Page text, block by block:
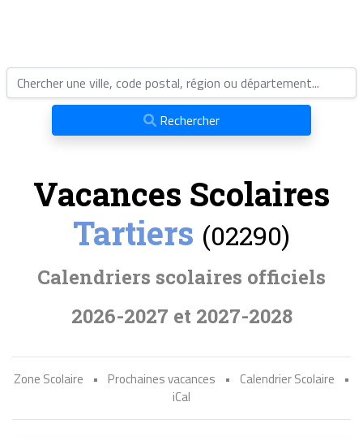
Rechercher
Vacances Scolaires
Tartiers (02290)
Calendriers scolaires officiels
2026-2027 et 2027-2028
Zone Scolaire • Prochaines vacances • Calendrier Scolaire
•
iCal